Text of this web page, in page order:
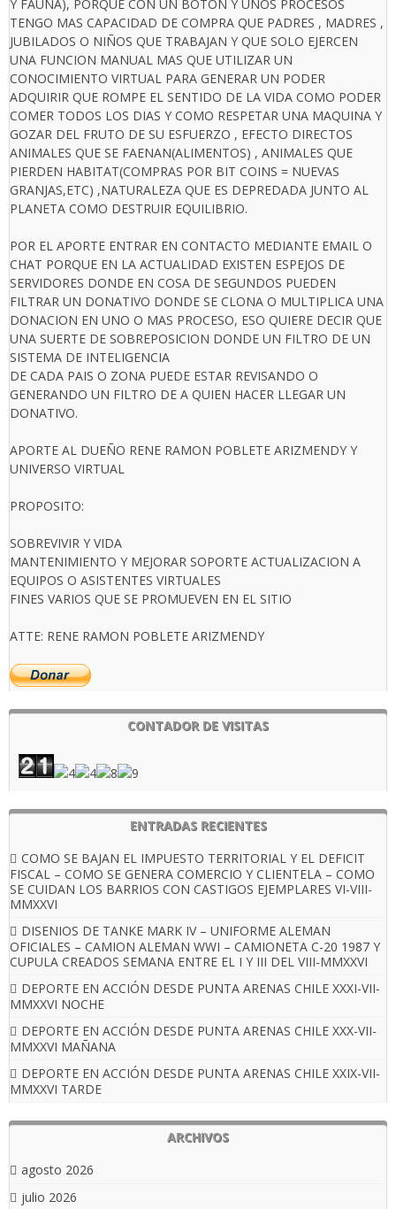
Y FAUNA), PORQUE CON UN BOTON Y UNOS PROCESOS
TENGO MAS CAPACIDAD DE COMPRA QUE PADRES , MADRES ,
JUBILADOS O NIÑOS QUE TRABAJAN Y QUE SOLO EJERCEN
UNA FUNCION MANUAL MAS QUE UTILIZAR UN
CONOCIMIENTO VIRTUAL PARA GENERAR UN PODER
ADQUIRIR QUE ROMPE EL SENTIDO DE LA VIDA COMO PODER
COMER TODOS LOS DIAS Y COMO RESPETAR UNA MAQUINA Y
GOZAR DEL FRUTO DE SU ESFUERZO , EFECTO DIRECTOS
ANIMALES QUE SE FAENAN(ALIMENTOS) , ANIMALES QUE
PIERDEN HABITAT(COMPRAS POR BIT COINS = NUEVAS
GRANJAS,ETC) ,NATURALEZA QUE ES DEPREDADA JUNTO AL
PLANETA COMO DESTRUIR EQUILIBRIO.
POR EL APORTE ENTRAR EN CONTACTO MEDIANTE EMAIL O
CHAT PORQUE EN LA ACTUALIDAD EXISTEN ESPEJOS DE
SERVIDORES DONDE EN COSA DE SEGUNDOS PUEDEN
FILTRAR UN DONATIVO DONDE SE CLONA O MULTIPLICA UNA
DONACION EN UNO O MAS PROCESO, ESO QUIERE DECIR QUE
UNA SUERTE DE SOBREPOSICION DONDE UN FILTRO DE UN
SISTEMA DE INTELIGENCIA
DE CADA PAIS O ZONA PUEDE ESTAR REVISANDO O
GENERANDO UN FILTRO DE A QUIEN HACER LLEGAR UN
DONATIVO.
APORTE AL DUEÑO RENE RAMON POBLETE ARIZMENDY Y
UNIVERSO VIRTUAL
PROPOSITO:
SOBREVIVIR Y VIDA
MANTENIMIENTO Y MEJORAR SOPORTE ACTUALIZACION A
EQUIPOS O ASISTENTES VIRTUALES
FINES VARIOS QUE SE PROMUEVEN EN EL SITIO
ATTE: RENE RAMON POBLETE ARIZMENDY
CONTADOR DE VISITAS
ENTRADAS RECIENTES
COMO SE BAJAN EL IMPUESTO TERRITORIAL Y EL DEFICIT
FISCAL – COMO SE GENERA COMERCIO Y CLIENTELA – COMO
SE CUIDAN LOS BARRIOS CON CASTIGOS EJEMPLARES VI-VIII-
MMXXVI
DISENIOS DE TANKE MARK IV – UNIFORME ALEMAN
OFICIALES – CAMION ALEMAN WWI – CAMIONETA C-20 1987 Y
CUPULA CREADOS SEMANA ENTRE EL I Y III DEL VIII-MMXXVI
DEPORTE EN ACCIÓN DESDE PUNTA ARENAS CHILE XXXI-VII-
MMXXVI NOCHE
DEPORTE EN ACCIÓN DESDE PUNTA ARENAS CHILE XXX-VII-
MMXXVI MAÑANA
DEPORTE EN ACCIÓN DESDE PUNTA ARENAS CHILE XXIX-VII-
MMXXVI TARDE
ARCHIVOS
agosto 2026
julio 2026